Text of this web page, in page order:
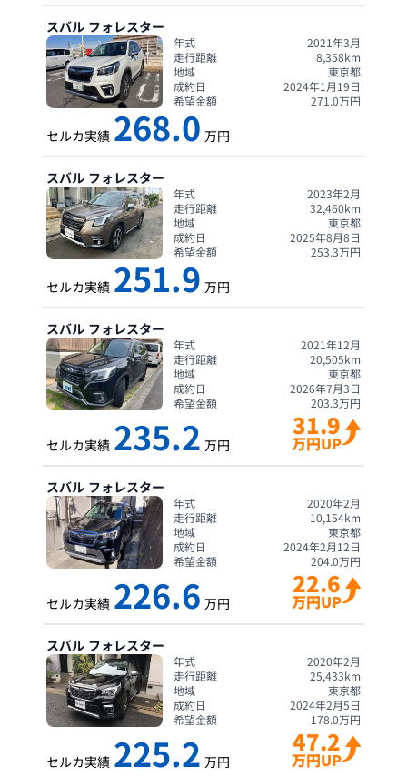
スバル フォレスター
年式
2021年3月
走行距離
8,358km
地域
東京都
成約日
2024年1月19日
希望金額
271.0万円
セルカ実績 268.0 万円
スバル フォレスター
年式
2023年2月
走行距離
32,460km
地域
東京都
成約日
2025年8月8日
希望金額
253.3万円
セルカ実績 251.9 万円
スバル フォレスター
年式
2021年12月
走行距離
20,505km
地域
東京都
成約日
2026年7月3日
希望金額
203.3万円
セルカ実績 235.2 万円
31.9
万円UP
スバル フォレスター
年式
2020年2月
走行距離
10,154km
地域
東京都
成約日
2024年2月12日
希望金額
204.0万円
セルカ実績 226.6 万円
22.6
万円UP
スバル フォレスター
年式
2020年2月
走行距離
25,433km
地域
東京都
成約日
2024年2月5日
希望金額
178.0万円
セルカ実績 225.2 万円
47.2
万円UP